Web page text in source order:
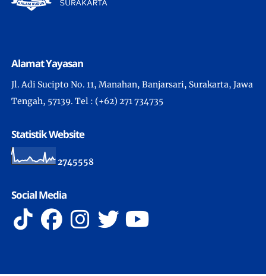
Alamat Yayasan
Jl. Adi Sucipto No. 11, Manahan, Banjarsari, Surakarta, Jawa
Tengah, 57139. Tel : (+62) 271 734735
Statistik Website
2745558
Social Media